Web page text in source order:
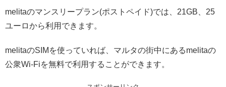
melitaのマンスリープラン(ポストペイド)では、21GB、25
ユーロから利用できます。
melitaのSIMを使っていれば、マルタの街中にあるmelitaの
公衆Wi-Fiを無料で利用することができます。